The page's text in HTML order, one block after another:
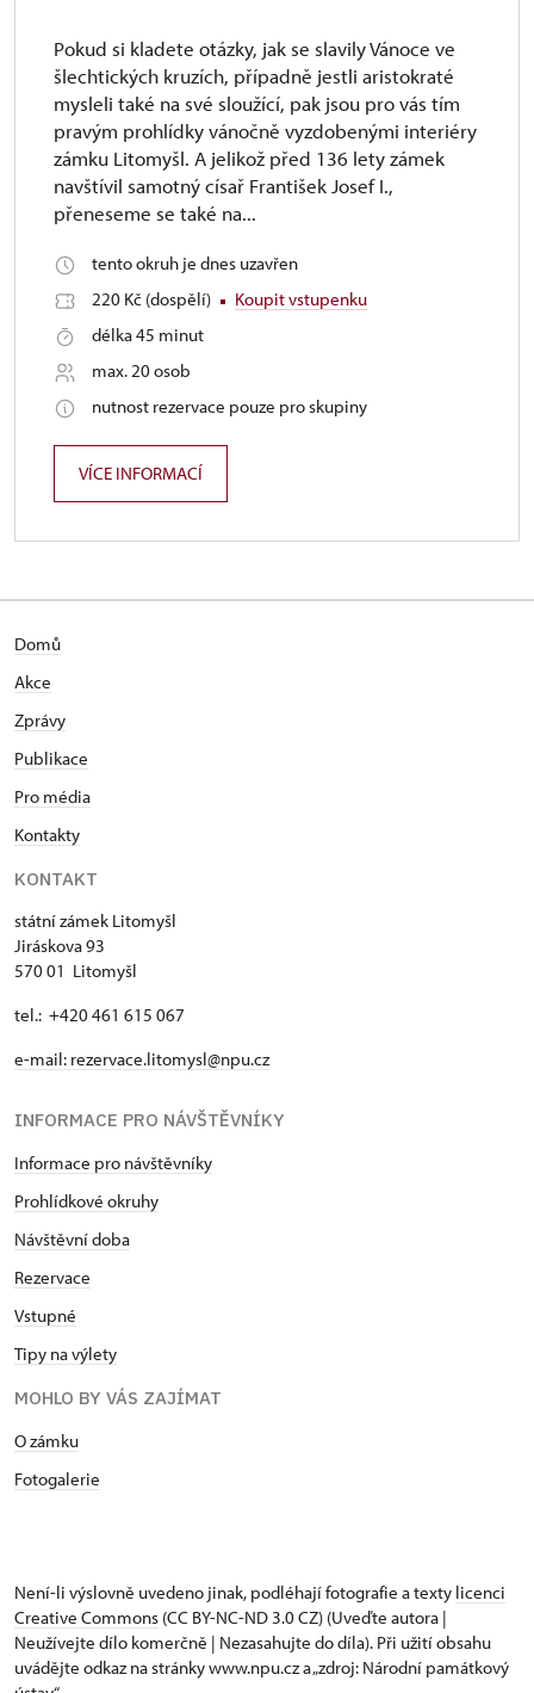
Pokud si kladete otázky, jak se slavily Vánoce ve
šlechtických kruzích, případně jestli aristokraté
mysleli také na své sloužící, pak jsou pro vás tím
pravým prohlídky vánočně vyzdobenými interiéry
zámku Litomyšl. A jelikož před 136 lety zámek
navštívil samotný císař František Josef I.,
přeneseme se také na...
tento okruh je dnes uzavřen
220 Kč (dospělí)
Koupit vstupenku
délka 45 minut
max. 20 osob
nutnost rezervace pouze pro skupiny
VÍCE INFORMACÍ
Domů
Akce
Zprávy
Publikace
Pro média
Kontakty
KONTAKT
státní zámek Litomyšl
Jiráskova 93
570 01 Litomyšl
tel.: +420 461 615 067
e-mail: rezervace.litomysl@npu.cz
INFORMACE PRO NÁVŠTĚVNÍKY
Informace pro návštěvníky
Prohlídkové okruhy
Návštěvní doba
Rezervace
Vstupné
Tipy na výlety
MOHLO BY VÁS ZAJÍMAT
O zámku
Fotogalerie
Není-li výslovně uvedeno jinak, podléhají fotografie a texty licenci
Creative Commons (CC BY-NC-ND 3.0 CZ) (Uveďte autora |
Neužívejte dílo komerčně | Nezasahujte do díla). Při užití obsahu
uvádějte odkaz na stránky www.npu.cz a „zdroj: Národní památkový